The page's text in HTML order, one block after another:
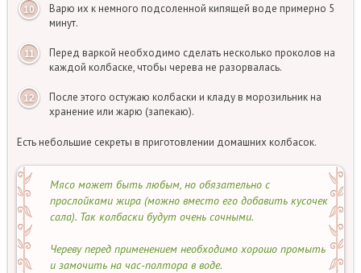
Варю их к немного подсоленной кипящей воде примерно 5
минут.
Перед варкой необходимо сделать несколько проколов на
каждой колбаске, чтобы черева не разорвалась.
После этого остужаю колбаски и кладу в морозильник на
хранение или жарю (запекаю).
Есть небольшие секреты в приготовлении домашних колбасок.
Мясо может быть любым, но обязательно с
прослойками жира (можно вместо его добавить кусочек
сала). Так колбаски будут очень сочными.
Череву перед применением необходимо хорошо промыть
и замочить на час-полтора в воде.